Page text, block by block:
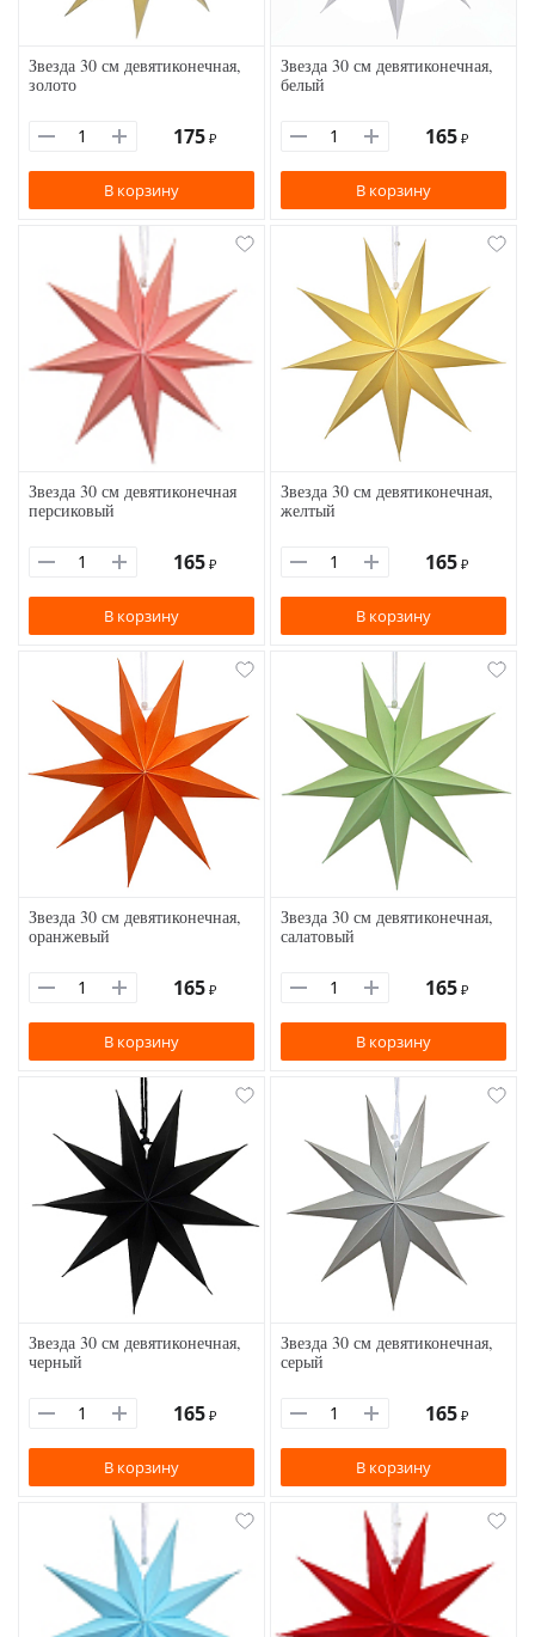
Звезда 30 см девятиконечная,
золото
175 ₽
В корзину
Звезда 30 см девятиконечная,
белый
165 ₽
В корзину
Звезда 30 см девятиконечная
персиковый
165 ₽
В корзину
Звезда 30 см девятиконечная,
желтый
165 ₽
В корзину
Звезда 30 см девятиконечная,
оранжевый
165 ₽
В корзину
Звезда 30 см девятиконечная,
салатовый
165 ₽
В корзину
Звезда 30 см девятиконечная,
черный
165 ₽
В корзину
Звезда 30 см девятиконечная,
серый
165 ₽
В корзину